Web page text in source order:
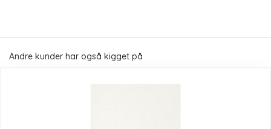
Andre kunder har også kigget på